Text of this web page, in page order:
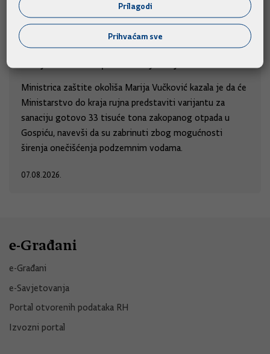
Do kraja rujna model za sanaciju otpada
zakopanog u Gospiću. Prije odabira sve
Ministrica zaštite okoliša Marija Vučković kazala je da će
Ministarstvo do kraja rujna predstaviti varijantu za
sanaciju gotovo 33 tisuće tona zakopanog otpada u
Gospiću, navevši da su zabrinuti zbog mogućnosti
širenja onečišćenja podzemnim vodama.
07.08.2026.
e-Građani
e-Građani
e-Savjetovanja
Portal otvorenih podataka RH
Izvozni portal
Prilagodi
Prihvaćam sve